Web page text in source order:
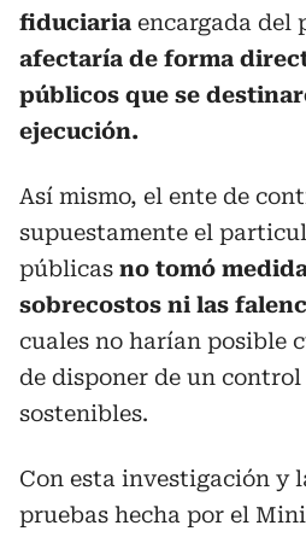
fiduciaria encargada del
afectaría de forma
públicos que se
ejecución.
Así mismo, el ente de
supuestamente el
públicas no tomó
sobrecostos ni las
cuales no harían posible
de disponer de un
sostenibles.
Con esta investigación y
pruebas hecha por el